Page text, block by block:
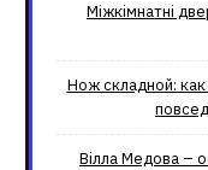
Міжкімнатні
Нож складной:
Вілла Медова –